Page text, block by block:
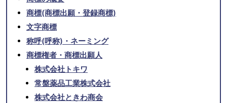
商標(商標出願・登録商標)
文字商標
称呼(呼称)・ネーミング
商標権者・商標出願人
株式会社トキワ
常盤薬品工業株式会社
株式会社ときわ商会